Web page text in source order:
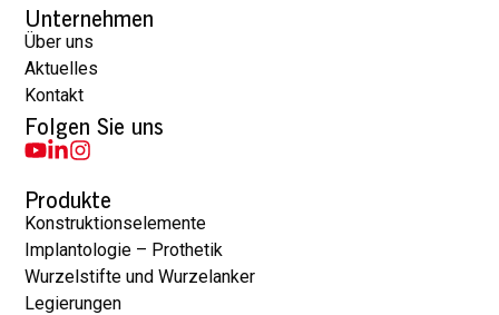
Unternehmen
Über uns
Aktuelles
Kontakt
Folgen Sie uns
Produkte
Konstruktionselemente
Implantologie – Prothetik
Wurzelstifte und Wurzelanker
Legierungen